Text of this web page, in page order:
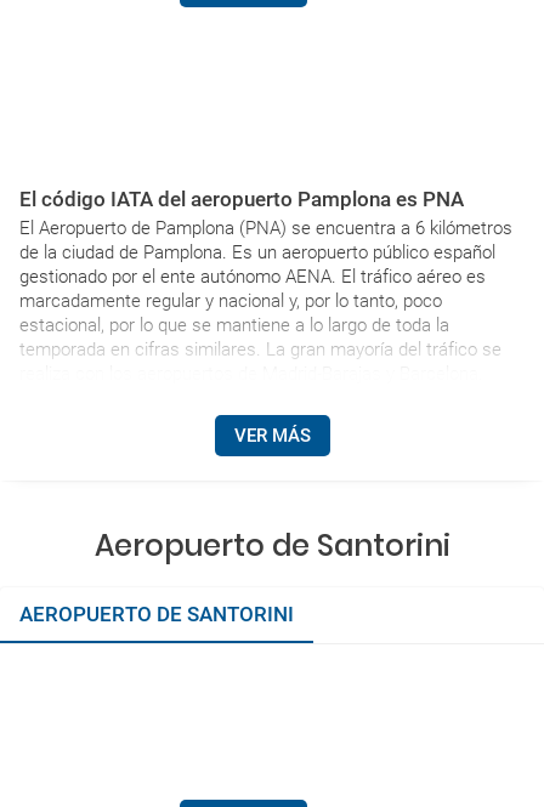
El código IATA del aeropuerto Pamplona es PNA
El Aeropuerto de Pamplona (PNA) se encuentra a 6 kilómetros
de la ciudad de Pamplona. Es un aeropuerto público español
gestionado por el ente autónomo AENA. El tráfico aéreo es
marcadamente regular y nacional y, por lo tanto, poco
estacional, por lo que se mantiene a lo largo de toda la
temporada en cifras similares. La gran mayoría del tráfico se
VER MÁS
Aeropuerto de Santorini
AEROPUERTO DE SANTORINI